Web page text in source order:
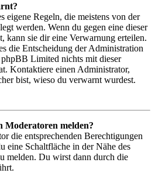
eigene Regeln, die meistens von der
werden. Wenn du gegen eine dieser
kann sie dir eine Verwarnung erteilen.
die Entscheidung der Administration
phpBB Limited nichts mit dieser
Kontaktiere einen Administrator,
bist, wieso du verwarnt wurdest.
Moderatoren melden?
die entsprechenden Berechtigungen
eine Schaltfläche in der Nähe des
melden. Du wirst dann durch die